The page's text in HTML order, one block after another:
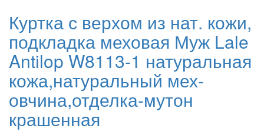
Куртка с верхом из нат. кожи,
подкладка меховая Муж Lale
Antilop W8113-1 натуральная
кожа,натуральный мех-
овчина,отделка-мутон
крашенная